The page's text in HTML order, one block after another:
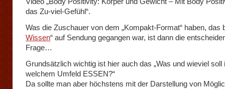
das Zu-viel-Gefühl“.
Was die Zuschauer von dem „Kompakt-Format“ haben, das
Wissen“ auf Sendung gegangen war, ist dann die
Frage…
Grundsätzlich wichtig ist hier auch das „Was und wieviel soll
welchem Umfeld ESSEN?“
Da sollte man aber höchstens mit der Darstellung von